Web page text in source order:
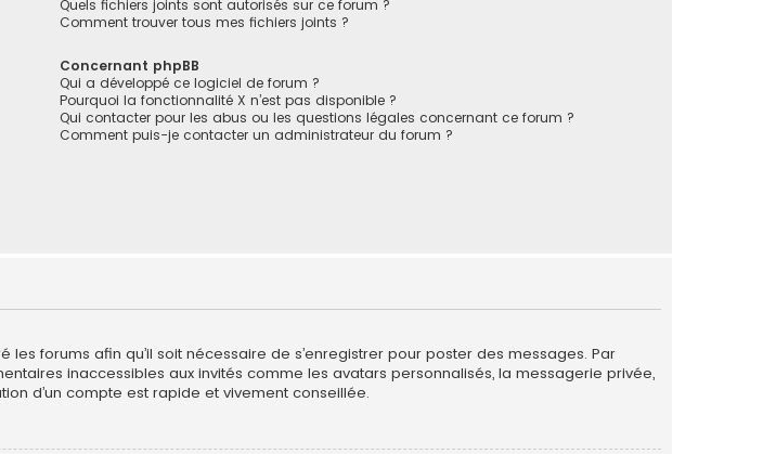
Quels fichiers joints sont autorisés sur ce forum ?
Comment trouver tous mes fichiers joints ?
Concernant phpBB
Qui a développé ce logiciel de forum ?
Pourquoi la fonctionnalité X n’est pas disponible ?
Qui contacter pour les abus ou les questions légales concernant ce forum ?
Comment puis-je contacter un administrateur du forum ?
forums afin qu’il soit nécessaire de s’enregistrer pour poster des messages. Par
inaccessibles aux invités comme les avatars personnalisés, la messagerie privée,
d’un compte est rapide et vivement conseillée.